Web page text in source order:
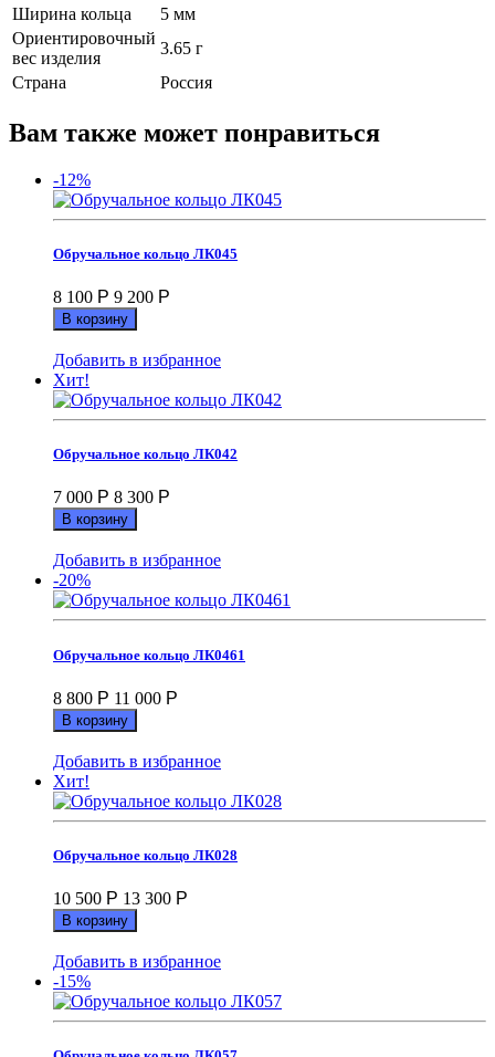
Ширина кольца
5 мм
Ориентировочный
вес изделия
3.65 г
Страна
Россия
Вам также может понравиться
-12%
Обручальное кольцо ЛК045
8 100 Р 9 200 Р
В корзину
Добавить в избранное
Хит!
Обручальное кольцо ЛК042
7 000 Р 8 300 Р
В корзину
Добавить в избранное
-20%
Обручальное кольцо ЛК0461
8 800 Р 11 000 Р
В корзину
Добавить в избранное
Хит!
Обручальное кольцо ЛК028
10 500 Р 13 300 Р
В корзину
Добавить в избранное
-15%